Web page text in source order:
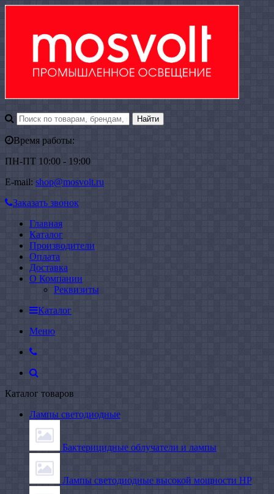
Время работы:
ПН-ПТ 10:00 - 19:00
E-mail: shop@mosvolt.ru
Заказать звонок
Главная
Каталог
Производители
Оплата
Доставка
О Компании
Реквизиты
Каталог
Меню
Каталог товаров
Лампы светодиодные
Бактерицидные облучатели и лампы
Лампы светодиодные высокой мощности HP